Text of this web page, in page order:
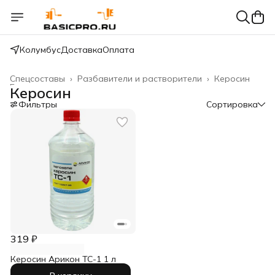
КолумбусДоставкаОплата
Керосин
Разбавители и растворители ›
Спецсоставы ›
Главная
Керосин
Фильтры Сортировка
319 ₽
Керосин Арикон ТС-1 1 л